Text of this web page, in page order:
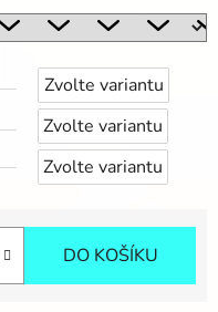
Zvolte variantu
Zvolte variantu
Zvolte variantu
DO KOŠÍKU